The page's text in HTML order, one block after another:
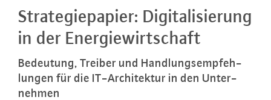
Stra­te­gie­pa­pier: Di­gi­ta­li­sie­rung
in der En­er­gie­wirt­schaft
Bedeutung, Treiber und Hand­lungs­emp­feh­
lun­gen für die IT-Ar­chi­tek­tur in den Un­ter­
neh­men